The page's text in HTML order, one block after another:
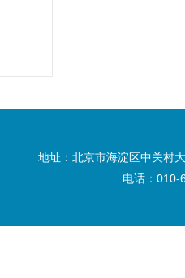
地址：北京市海淀区中关村
电话：